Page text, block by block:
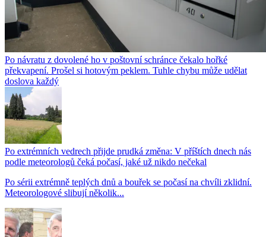
Po návratu z dovolené ho v poštovní schránce čekalo hořké
překvapení. Prošel si hotovým peklem. Tuhle chybu může udělat
doslova každý
Po extrémních vedrech přijde prudká změna: V příštích dnech nás
podle meteorologů čeká počasí, jaké už nikdo nečekal
Po sérii extrémně teplých dnů a bouřek se počasí na chvíli zklidní.
Meteorologové slibují několik...